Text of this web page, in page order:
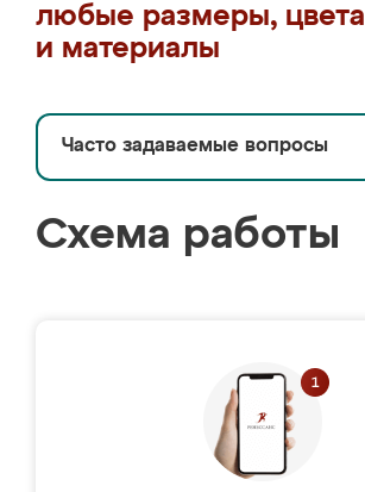
любые размеры, цвета
и материалы
Часто задаваемые вопросы
Схема работы